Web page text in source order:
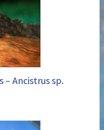
– Ancistrus sp.